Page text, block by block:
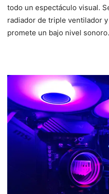
todo un espectáculo visual.
radiador de triple ventilador
promete un bajo nivel sonoro.